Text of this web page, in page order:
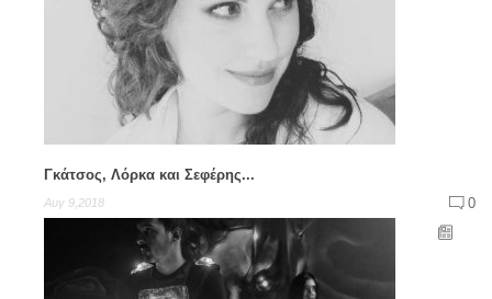
Γκάτσος, Λόρκα και Σεφέρης...
Αυγ 9,2018 0